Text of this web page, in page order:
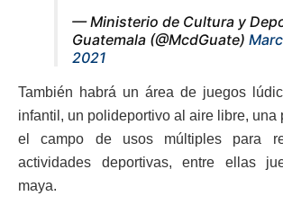
— Ministerio de Cultura y
Guatemala (@McdGuate)
2021
También habrá un área de juegos
infantil, un polideportivo al aire libre, una
el campo de usos múltiples para
actividades deportivas, entre ellas
maya.